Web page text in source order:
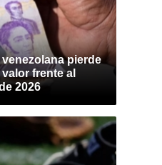
pierde
frente al
2026